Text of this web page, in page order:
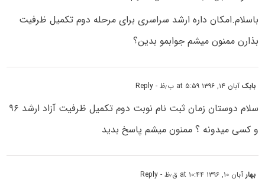
باسلام.امکان داره ارشد سراسری برای مرحله دوم تکمیل ظرفیت
بذارن ممنون میشم جوابمو بدین؟
بابکآبان ۱۴, ۱۳۹۶ at ۵:۵۹ ب٫ظ - Reply
سلام دوستان زمان ثبت نام نوبت دوم تکمیل ظرفیت آزاد ارشد ۹۶
و کسی میدونه ؟ ممنون میشم پاسخ بدید
بهار آبان ۱۰, ۱۳۹۶ at ۱۰:۴۴ ق٫ظ - Reply